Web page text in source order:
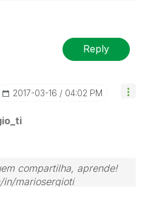
Reply
‎2017-03-16 04:02 PM
compartilha, aprende!
mariosergioti